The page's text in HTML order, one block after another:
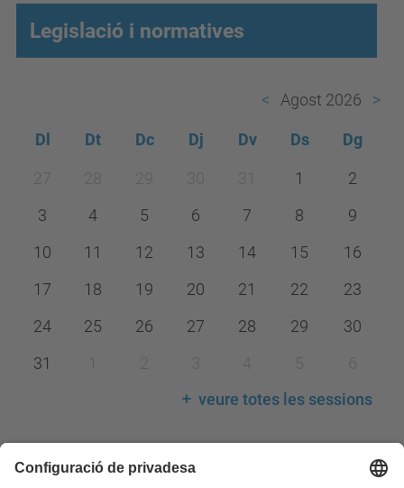
Legislació i normatives
Agost 2026
Dl Dt Dc Dj Dv Ds Dg
27 28 29 30 31 1
2
3
4 5 6 7 8
9
10
11 12 13 14 15
16
17
18 19 20 21 22
23
24
25 26 27 28 29
30
31
1 2 3 4 5
6
veure totes les sessions
Llegenda calendari